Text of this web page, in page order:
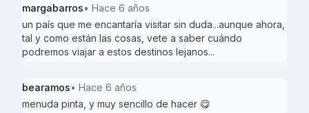
margabarros• Hace 6 años
un país que me encantaría visitar sin duda...aunque ahora,
tal y como están las cosas, vete a saber cuándo
podremos viajar a estos destinos lejanos...
bearamos• Hace 6 años
menuda pinta, y muy sencillo de hacer 😋